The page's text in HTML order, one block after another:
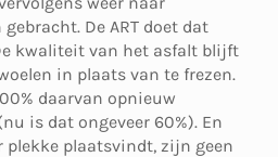
De ART doet dat
kwaliteit van het asfalt blijft
in plaats van te frezen.
daarvan opnieuw
is dat ongeveer 60%). En
plekke plaatsvindt, zijn geen